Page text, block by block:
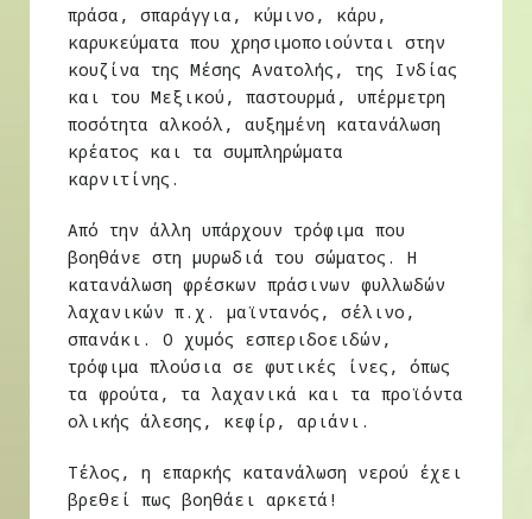
πράσα, σπαράγγια, κύμινο, κάρυ,
καρυκεύματα που χρησιμοποιούνται στην
κουζίνα της Μέσης Ανατολής, της Ινδίας
και του Μεξικού, παστουρμά, υπέρμετρη
ποσότητα αλκοόλ, αυξημένη κατανάλωση
κρέατος και τα συμπληρώματα
καρνιτίνης.
Από την άλλη υπάρχουν τρόφιμα που
βοηθάνε στη μυρωδιά του σώματος. Η
κατανάλωση φρέσκων πράσινων φυλλωδών
λαχανικών π.χ. μαϊντανός, σέλινο,
σπανάκι. Ο χυμός εσπεριδοειδών,
τρόφιμα πλούσια σε φυτικές ίνες, όπως
τα φρούτα, τα λαχανικά και τα προϊόντα
ολικής άλεσης, κεφίρ, αριάνι.
Τέλος, η επαρκής κατανάλωση νερού έχει
βρεθεί πως βοηθάει αρκετά!